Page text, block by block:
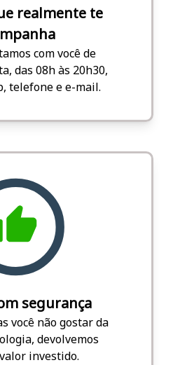
realmente te
com você de
das 08h às 20h30,
telefone e e-mail.
segurança
você não gostar da
devolvemos
investido.